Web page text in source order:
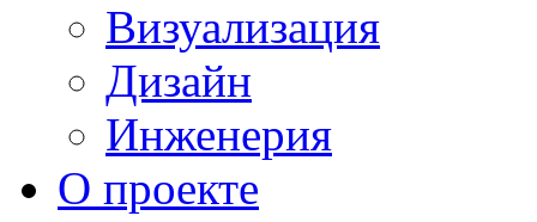
Визуализация
Дизайн
Инженерия
О проекте